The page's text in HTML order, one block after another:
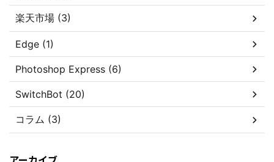
楽天市場 (3)
Edge (1)
Photoshop Express (6)
SwitchBot (20)
コラム (3)